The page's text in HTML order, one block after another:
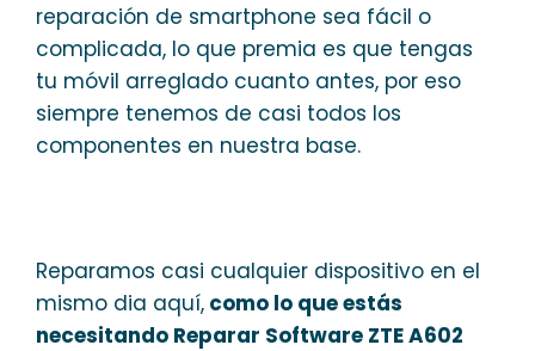
reparación de smartphone sea fácil o
complicada, lo que premia es que tengas
tu móvil arreglado cuanto antes, por eso
siempre tenemos de casi todos los
componentes en nuestra base.
Reparamos casi cualquier dispositivo en el
mismo dia aquí, como lo que estás
necesitando Reparar Software ZTE A602